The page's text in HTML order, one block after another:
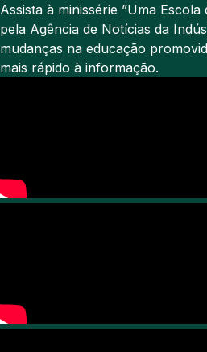
Assista à minissérie ”Uma
pela Agência de Notícias da
mudanças na educação
mais rápido à informação.